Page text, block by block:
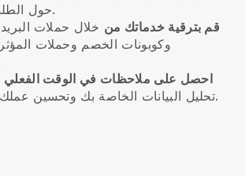
حول الطلبات الحالية.
قم بترقية خدماتك من خلال حملات
وكوبونات الخصم وحملات
احصل على ملاحظات في الوقت الفعلي
تحليل البيانات الخاصة بك وتحسين عملك وفقا لذلك.